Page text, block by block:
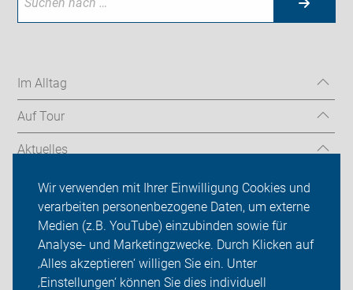
Wir verwenden mit Ihrer Einwilligung Cookies und
verarbeiten personenbezogene Daten, um externe
Medien (z.B. YouTube) einzubinden sowie für
Analyse- und Marketingzwecke. Durch Klicken auf
‚Alles akzeptieren‘ willigen Sie ein. Unter
‚Einstellungen‘ können Sie dies individuell
Im Alltag
Auf Tour
Aktuelles
Über uns
Mitgliedschaft
Fachwissen
Presse